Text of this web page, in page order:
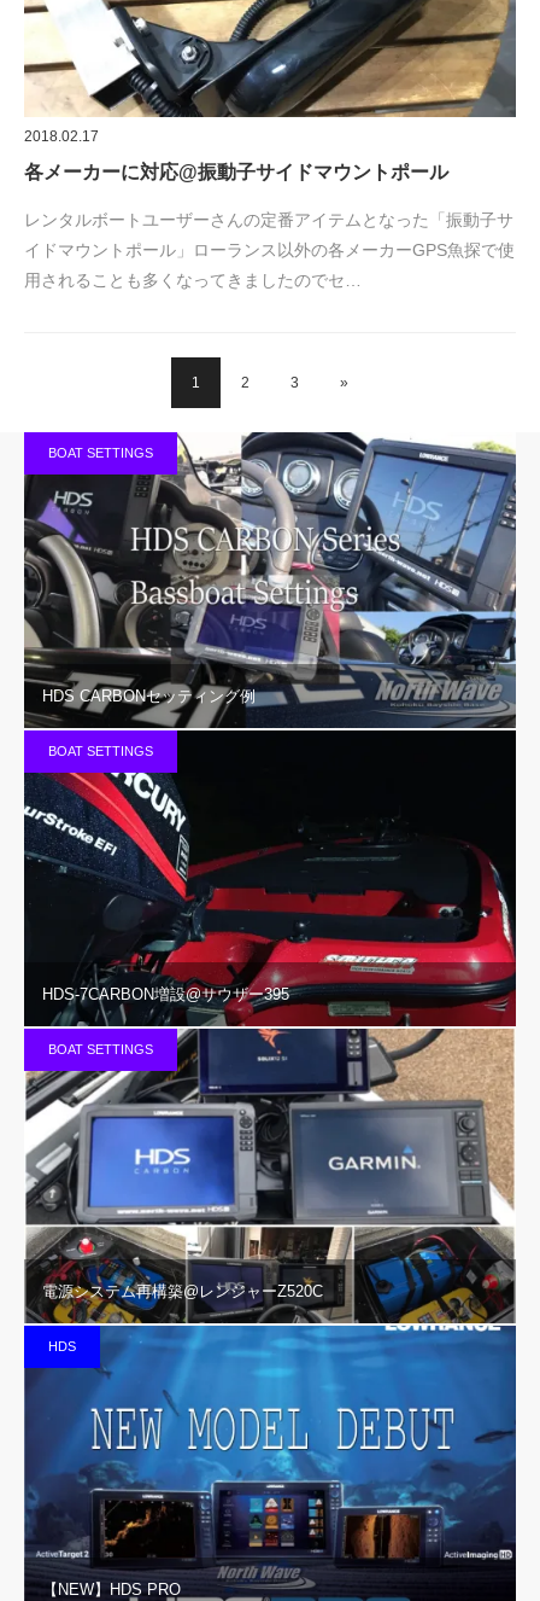
2018.02.17
各メーカーに対応@振動子サイドマウントポール
レンタルボートユーザーさんの定番アイテムとなった「振動子サ
イドマウントポール」ローランス以外の各メーカーGPS魚探で使
用されることも多くなってきましたのでセ…
1 2 3 »
BOAT SETTINGS
HDS CARBONセッティング例
BOAT SETTINGS
HDS-7CARBON増設@サウザー395
BOAT SETTINGS
電源システム再構築@レンジャーZ520C
HDS
【NEW】HDS PRO